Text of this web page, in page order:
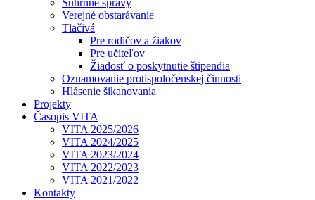
Súhrnné správy
Verejné obstarávanie
Tlačivá
Pre rodičov a žiakov
Pre učiteľov
Žiadosť o poskytnutie štipendia
Oznamovanie protispoločenskej činnosti
Hlásenie šikanovania
Projekty
Časopis VITA
VITA 2025/2026
VITA 2024/2025
VITA 2023/2024
VITA 2022/2023
VITA 2021/2022
Kontakty